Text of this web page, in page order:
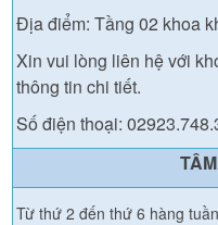
Địa điểm: Tầng 02 khoa
Xin vui lòng liên hệ với
thông tin chi tiết.
Số điện thoại:
Từ thứ 2 đến thứ 6 hàng